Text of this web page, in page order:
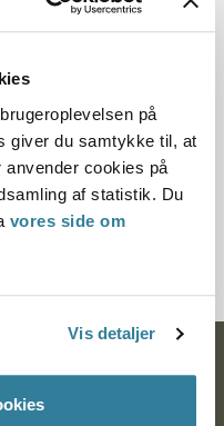
på
giver du samtykke til, at
cookies på
af statistik. Du
vores side om
Vis detaljer